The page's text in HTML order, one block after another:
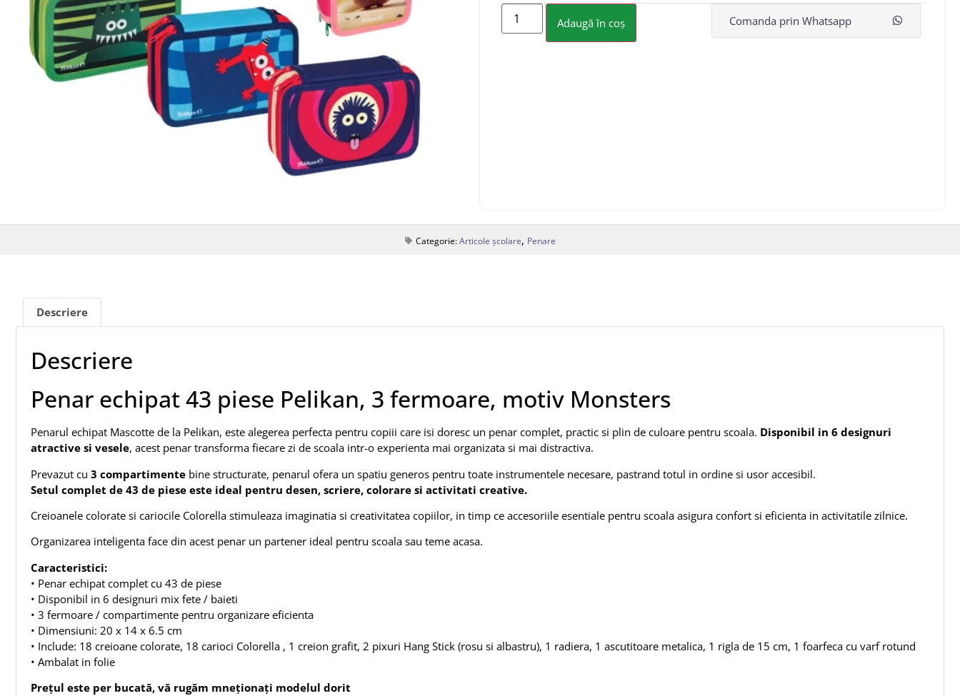
Adaugă în coș Comanda prin Whatsapp
Categorie:Articole școlare, Penare
Descriere
Descriere
Penar echipat 43 piese Pelikan, 3 fermoare, motiv Monsters
Penarul echipat Mascotte de la Pelikan, este alegerea perfecta pentru copiii care isi doresc un penar complet, practic si plin de culoare pentru scoala. Disponibil in 6 designuri
atractive si vesele, acest penar transforma fiecare zi de scoala intr-o experienta mai organizata si mai distractiva.
Prevazut cu 3 compartimente bine structurate, penarul ofera un spatiu generos pentru toate instrumentele necesare, pastrand totul in ordine si usor accesibil.
Setul complet de 43 de piese este ideal pentru desen, scriere, colorare si activitati creative.
Creioanele colorate si cariocile Colorella stimuleaza imaginatia si creativitatea copiilor, in timp ce accesoriile esentiale pentru scoala asigura confort si eficienta in activitatile zilnice.
Organizarea inteligenta face din acest penar un partener ideal pentru scoala sau teme acasa.
Caracteristici:
• Penar echipat complet cu 43 de piese
• Disponibil in 6 designuri mix fete / baieti
• 3 fermoare / compartimente pentru organizare eficienta
• Dimensiuni: 20 x 14 x 6.5 cm
• Include: 18 creioane colorate, 18 carioci Colorella , 1 creion grafit, 2 pixuri Hang Stick (rosu si albastru), 1 radiera, 1 ascutitoare metalica, 1 rigla de 15 cm, 1 foarfeca cu varf rotund
• Ambalat in folie
Prețul este per bucată, vă rugăm mneționați modelul dorit